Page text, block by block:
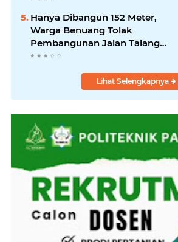
Hanya Dibangun 152 Meter,
Warga Benuang Tolak
Pembangunan Jalan Talang
Kampai
Lihat Selengkapnya